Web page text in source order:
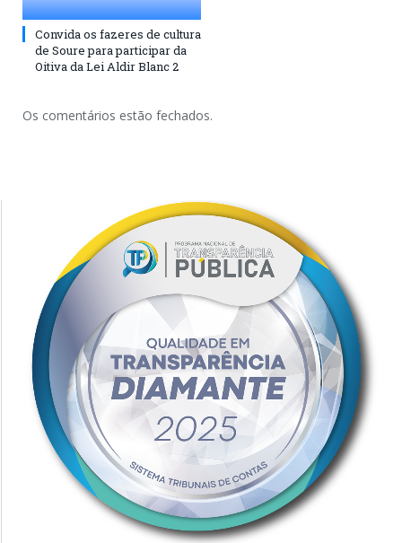
Convida os fazeres de cultura
de Soure para participar da
Oitiva da Lei Aldir Blanc 2
Os comentários estão fechados.